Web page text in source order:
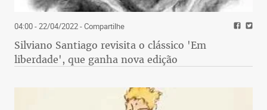
04:00 - 22/04/2022- Compartilhe
Silviano Santiago revisita o clássico 'Em
liberdade', que ganha nova edição